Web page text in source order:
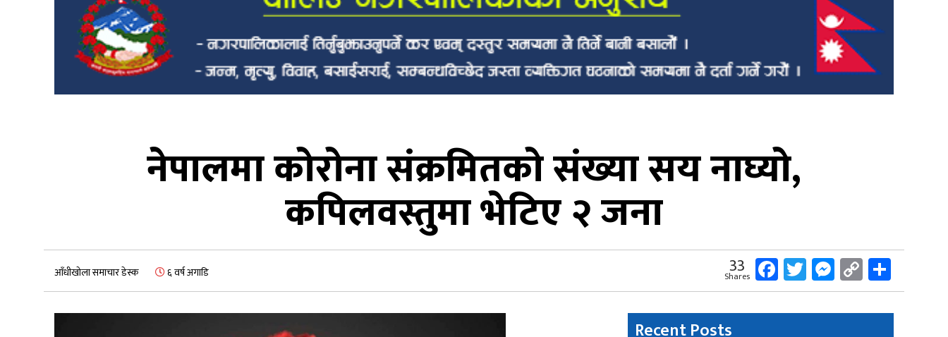
नेपालमा कोरोना संक्रमितको संख्या सय नाघ्यो,
कपिलवस्तुमा भेटिए २ जना
आँधीखोला समाचार डेस्क ६ वर्ष अगाडि 33
Shares Facebook
Twitter
Messenger
Copy
Link
Recent Posts